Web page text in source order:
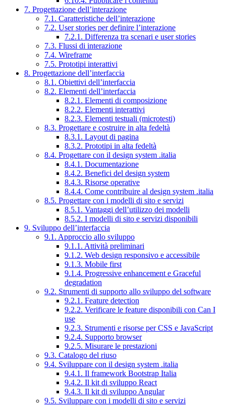
7. Progettazione dell’interazione
7.1. Caratteristiche dell’interazione
7.2. User stories per definire l’interazione
7.2.1. Differenza tra scenari e user stories
7.3. Flussi di interazione
7.4. Wireframe
7.5. Prototipi interattivi
8. Progettazione dell’interfaccia
8.1. Obiettivi dell’interfaccia
8.2. Elementi dell’interfaccia
8.2.1. Elementi di composizione
8.2.2. Elementi interattivi
8.2.3. Elementi testuali (microtesti)
8.3. Progettare e costruire in alta fedeltà
8.3.1. Layout di pagina
8.3.2. Prototipi in alta fedeltà
8.4. Progettare con il design system .italia
8.4.1. Documentazione
8.4.2. Benefici del design system
8.4.3. Risorse operative
8.4.4. Come contribuire al design system .italia
8.5. Progettare con i modelli di sito e servizi
8.5.1. Vantaggi dell’utilizzo dei modelli
8.5.2. I modelli di sito e servizi disponibili
9. Sviluppo dell’interfaccia
9.1. Approccio allo sviluppo
9.1.1. Attività preliminari
9.1.2. Web design responsivo e accessibile
9.1.3. Mobile first
9.1.4. Progressive enhancement e Graceful
degradation
9.2. Strumenti di supporto allo sviluppo del software
9.2.1. Feature detection
9.2.2. Verificare le feature disponibili con Can I
use
9.2.3. Strumenti e risorse per CSS e JavaScript
9.2.4. Supporto browser
9.2.5. Misurare le prestazioni
9.3. Catalogo del riuso
9.4. Sviluppare con il design system .italia
9.4.1. Il framework Bootstrap Italia
9.4.2. Il kit di sviluppo React
9.4.3. Il kit di sviluppo Angular
9.5. Sviluppare con i modelli di sito e servizi